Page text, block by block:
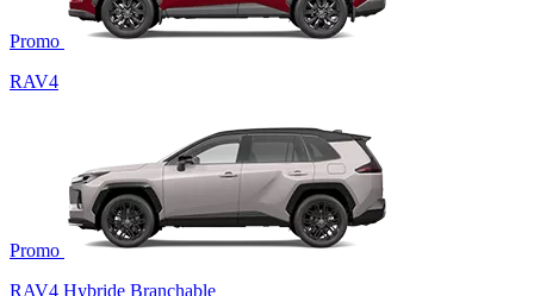
Promo
RAV4
Promo
RAV4 Hybride Branchable